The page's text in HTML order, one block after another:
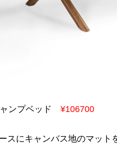
ンプベッド ¥106700
スにキャンバス地のマット